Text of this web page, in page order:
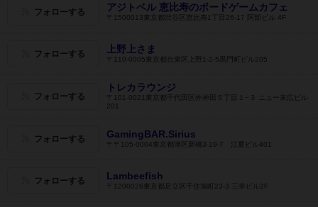
フォローする アジトベル 恵比寿のボードゲームカフェ
〒1500013東京都渋谷区恵比寿1丁目26-17 阿部ビル 4F
フォローする 上野上さま
〒110-0005東京都台東区上野1-2-5黒門町ビル205
フォローする
トレカラウンジ
〒101-0021東京都千代田区外神田５丁目１−３ ニュー末広ビル
201
フォローする GamingBAR.Sirius
〒〒105-0004東京都港区新橋3-19-7 江夏ビル401
フォローする Lambeefish
〒1200026東京都足立区千住旭町23-3 三幸ビル2F